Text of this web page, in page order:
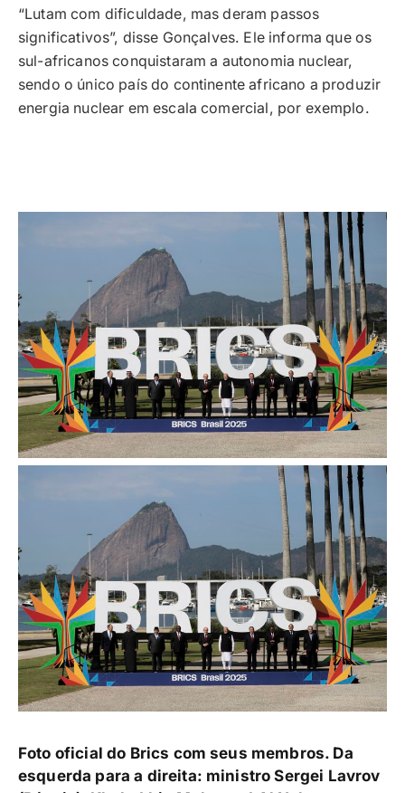
“Lutam com dificuldade, mas deram passos
significativos”, disse Gonçalves. Ele informa que os
sul-africanos conquistaram a autonomia nuclear,
sendo o único país do continente africano a produzir
energia nuclear em escala comercial, por exemplo.
Foto oficial do Brics com seus membros. Da
esquerda para a direita: ministro Sergei Lavrov